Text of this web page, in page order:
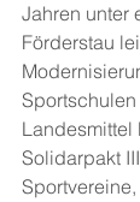
Jahren unter
Förderstau
Landesmittel
Solidarpakt